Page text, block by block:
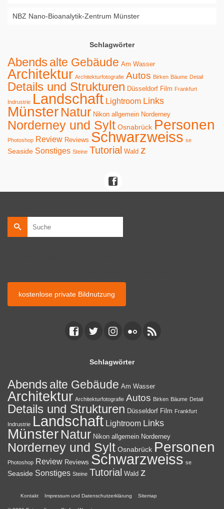
NBZ Nano-Bioanalytik-Zentrum Münster
Schlagwörter
Abendsalte Gebäude Am Wasser
Architektur Architekturfotografie Autos Birken Bäume Detail
Details und Strukturen Düsseldorf Film Frankfurt
Indrustrie Landschaft Lightroom Links
Münster Natur Nikon allgemein Norderney
Norderney und Sylt Osnabrück Personen
Photoshop Review Reviews Schwarzweiss se
Seaside Sonstiges Steine Tutorial Wald z
Suche
nach:
kostenlose private Bildnutzung
Schlagwörter
Abends alte Gebäude Am Wasser
Architektur Architekturfotografie Autos Birken Bäume Detail
Details und Strukturen Düsseldorf Film Frankfurt
Indrustrie Landschaft Lightroom Links
Münster Natur Nikon allgemein Norderney
Norderney und Sylt Osnabrück Personen
Photoshop Review Reviews Schwarzweiss se
Seaside Sonstiges Steine Tutorial Wald z
Kontakt Impressum und Datenschutzerklärung Sitemap